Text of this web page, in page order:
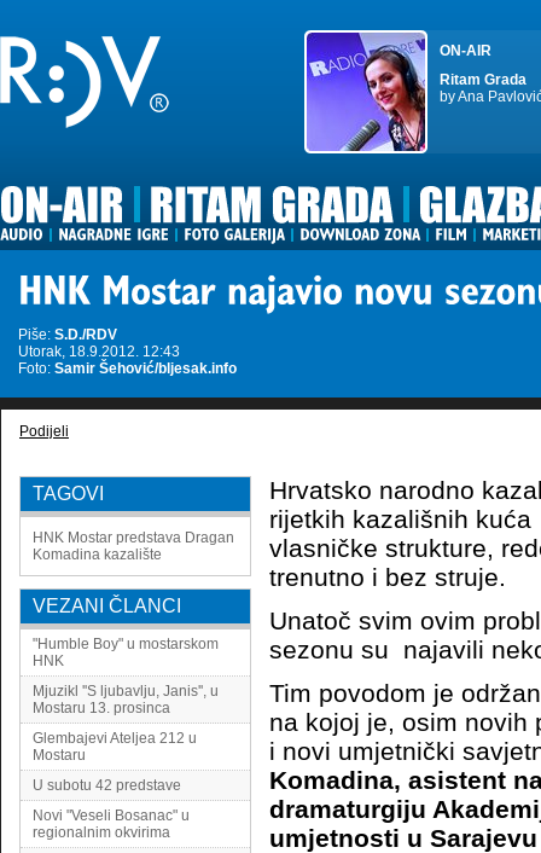
ON-AIR
Ritam Grada
by Ana
Piše: S.D./RDV
Utorak, 18.9.2012. 12:43
Foto: Samir Šehović/bljesak.info
Podijeli
TAGOVI
HNK Mostar predstava Dragan
Komadina kazalište
VEZANI ČLANCI
"Humble Boy" u mostarskom
HNK
Mjuzikl ''S ljubavlju, Janis'', u
Mostaru 13. prosinca
Glembajevi Ateljea 212 u
Mostaru
U subotu 42 predstave
Novi "Veseli Bosanac" u
regionalnim okvirima
Hrvatsko narodno
rijetkih kazališnih
vlasničke strukture,
trenutno i bez struje.
Unatoč svim ovim
sezonu su najavili
Tim povodom je
na kojoj je, osim novih
i novi umjetnički
Komadina, asistent
dramaturgiju
umjetnosti u